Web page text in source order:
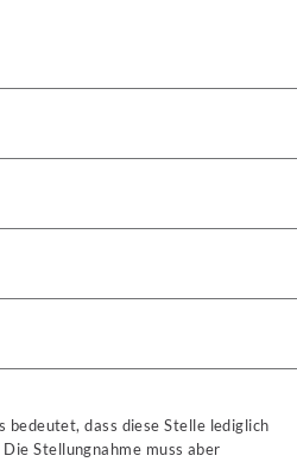
bedeutet, dass diese Stelle lediglich
Stellungnahme muss aber